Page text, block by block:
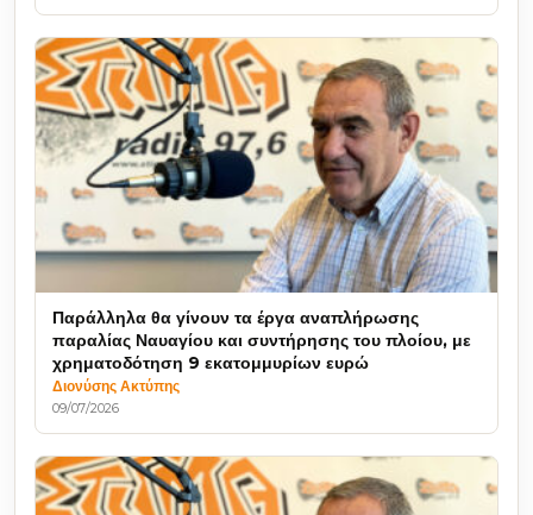
Παράλληλα θα γίνουν τα έργα αναπλήρωσης
παραλίας Ναυαγίου και συντήρησης του πλοίου, με
χρηματοδότηση 9 εκατομμυρίων ευρώ
Διονύσης Ακτύπης
09/07/2026